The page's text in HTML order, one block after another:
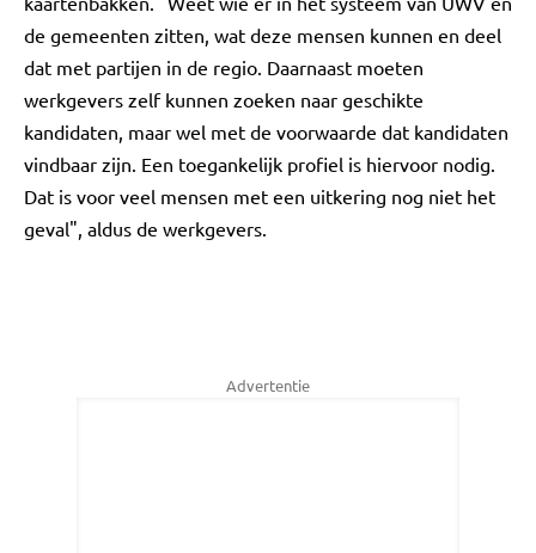
de gemeenten zitten, wat deze mensen kunnen en deel
dat met partijen in de regio. Daarnaast moeten
werkgevers zelf kunnen zoeken naar geschikte
kandidaten, maar wel met de voorwaarde dat kandidaten
vindbaar zijn. Een toegankelijk profiel is hiervoor nodig.
Dat is voor veel mensen met een uitkering nog niet het
geval", aldus de werkgevers.
Advertentie